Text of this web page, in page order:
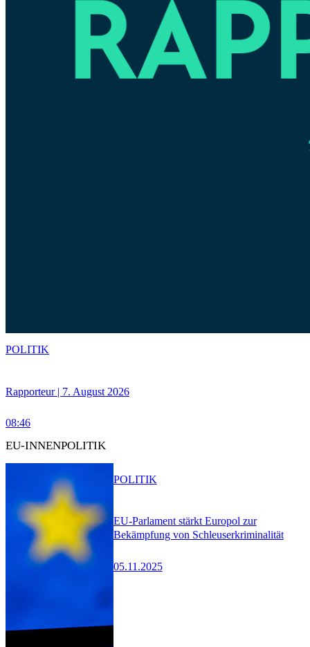
Rapporteur | 7. August 2026
08:46
POLITIK
EU-INNENPOLITIK
EU-Parlament stärkt Europol zur
Bekämpfung von Schleuserkriminalität
05.11.2025
POLITIK